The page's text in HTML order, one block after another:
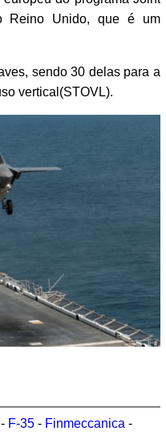
Reino Unido, que é um
sendo 30 delas para a
vertical(STOVL).
- F-35 - Finmeccanica -